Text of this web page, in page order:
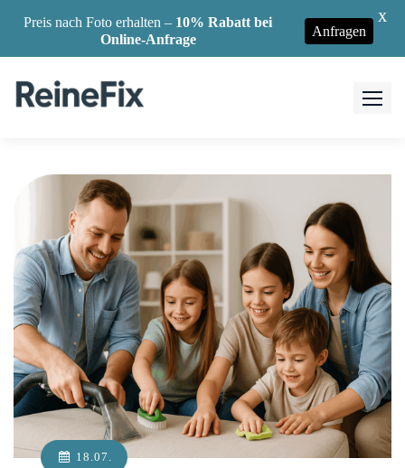
18.07.
Preis nach Foto erhalten – 10% Rabatt bei
Online-Anfrage
Anfragen
X